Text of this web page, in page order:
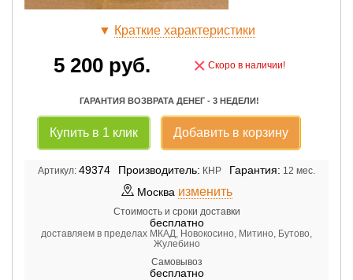
▼ Краткие характеристики
5 200 руб. × Скоро в наличии!
ГАРАНТИЯ ВОЗВРАТА ДЕНЕГ - 3 НЕДЕЛИ!
Купить в 1 клик Добавить в корзину
Артикул: 49374 Производитель: КНР Гарантия: 12 мес.
Москва изменить
Стоимость и сроки доставки
бесплатно
доставляем в пределах МКАД, Новокосино, Митино, Бутово,
Жулебино
Самовывоз
бесплатно